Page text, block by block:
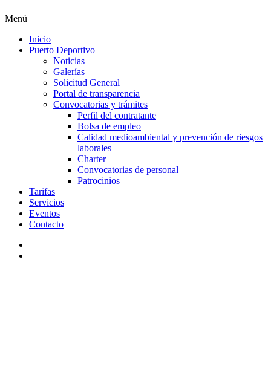
Menú
Inicio
Puerto Deportivo
Noticias
Galerías
Solicitud General
Portal de transparencia
Convocatorias y trámites
Perfil del contratante
Bolsa de empleo
Calidad medioambiental y prevención de riesgos
laborales
Charter
Convocatorias de personal
Patrocinios
Tarifas
Servicios
Eventos
Contacto